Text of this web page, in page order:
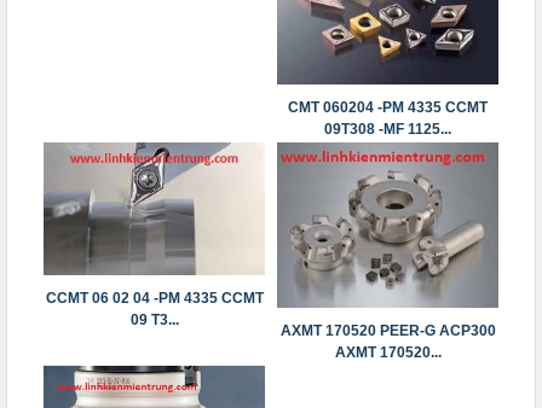
CMT 060204 -PM 4335 CCMT
09T308 -MF 1125...
CCMT 06 02 04 -PM 4335 ​​​​​​​CCMT
09 T3...
AXMT 170520 PEER-G ACP300
AXMT 170520...